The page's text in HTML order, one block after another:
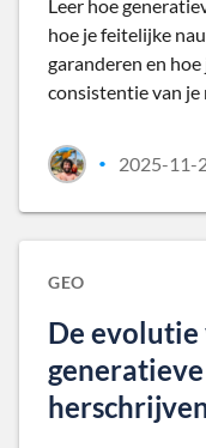
Leer hoe
hoe je feitelijke
garanderen en
consistentie van
• 2025-11-
GEO
De evolutie